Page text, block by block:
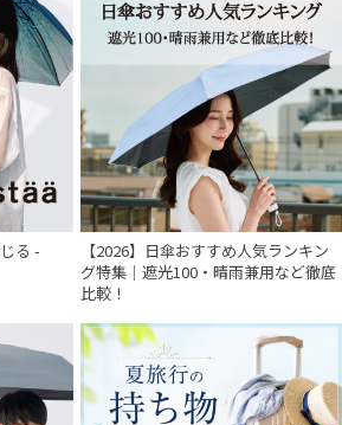
る -
【2026】日傘おすすめ人気ランキン
グ特集｜遮光100・晴雨兼用など徹底
比較！